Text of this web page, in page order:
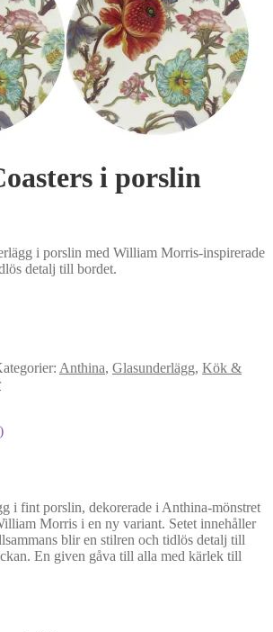
i porslin
i porslin med William Morris-inspirerade
detalj till bordet.
Anthina, Glasunderlägg, Kök &
i fint porslin, dekorerade i Anthina-mönstret
Morris i en ny variant. Setet innehåller
blir en stilren och tidlös detalj till
En given gåva till alla med kärlek till